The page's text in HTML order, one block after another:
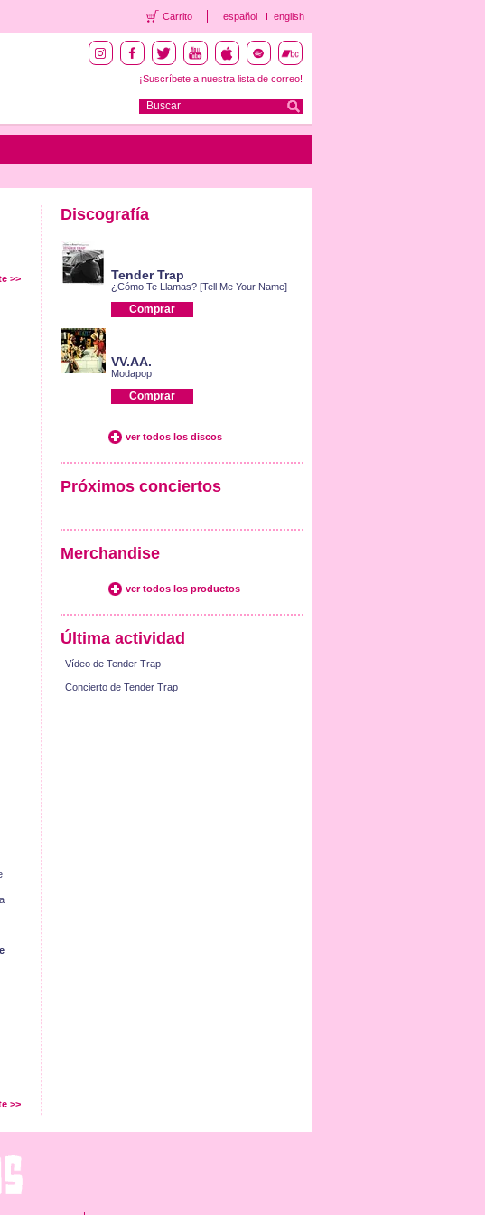
Carrito español english
¡Suscríbete a nuestra lista de correo!
>>
>>
Discografía
Tender Trap
¿Cómo Te Llamas? [Tell Me Your Name]
Comprar
VV.AA.
Modapop
Comprar
ver todos los discos
Próximos conciertos
Merchandise
ver todos los productos
Última actividad
Vídeo de Tender Trap
Concierto de Tender Trap